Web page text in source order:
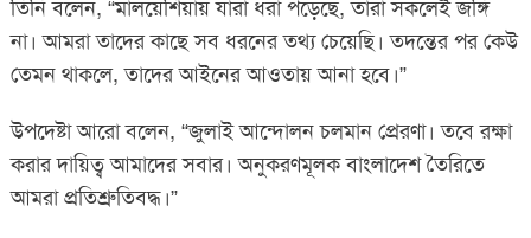
তিনি বলেন, “মালয়েশিয়ায় যারা ধরা পড়েছে, তারা সকলেই জঙ্গি
না। আমরা তাদের কাছে সব ধরনের তথ্য চেয়েছি। তদন্তের পর কেউ
তেমন থাকলে, তাদের আইনের আওতায় আনা হবে।”
উপদেষ্টা আরো বলেন, “জুলাই আন্দোলন চলমান প্রেরণা। তবে রক্ষা
করার দায়িত্ব আমাদের সবার। অনুকরণমূলক বাংলাদেশ তৈরিতে
আমরা প্রতিশ্রুতিবদ্ধ।”